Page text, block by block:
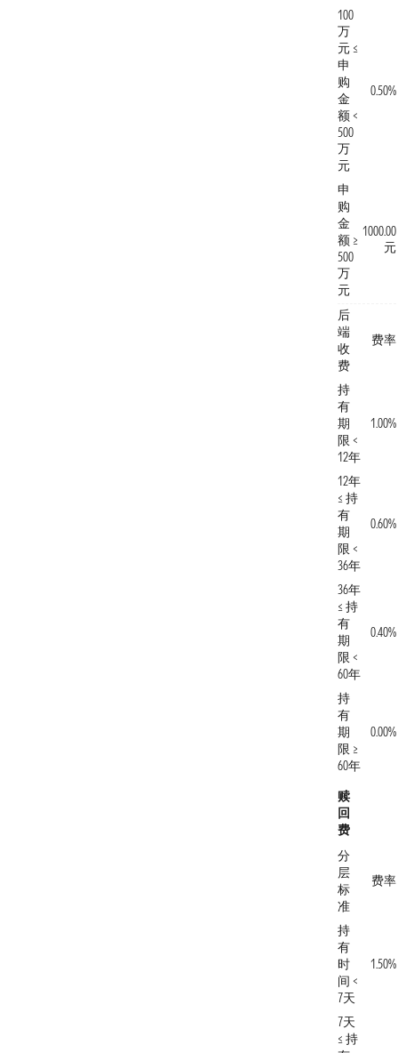
100
万
元 ≤
申
购
金
额 <
500
万
元
0.50%
申
购
金
额 ≥
500
万
元
1000.00
元
后
端
收
费
费率
持
有
期
限 <
12年
1.00%
12年
≤ 持
有
期
限 <
36年
0.60%
36年
≤ 持
有
期
限 <
60年
0.40%
持
有
期
限 ≥
60年
0.00%
赎
回
费
分
层
标
准
费率
持
有
时
间 <
7天
1.50%
7天
≤ 持